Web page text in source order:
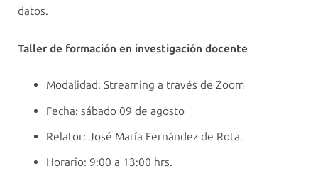
datos.
Taller de formación en investigación docente
Modalidad: Streaming a través de Zoom
Fecha: sábado 09 de agosto
Relator: José María Fernández de Rota.
Horario: 9:00 a 13:00 hrs.